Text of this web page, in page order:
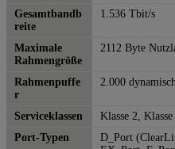
Gesamtbandb
reite
1.536 Tbit/s
Maximale
Rahmengröße
2112 Byte
Rahmenpuffe
r
2.000
Serviceklassen
Klasse 2,
Port-Typen
D_Port